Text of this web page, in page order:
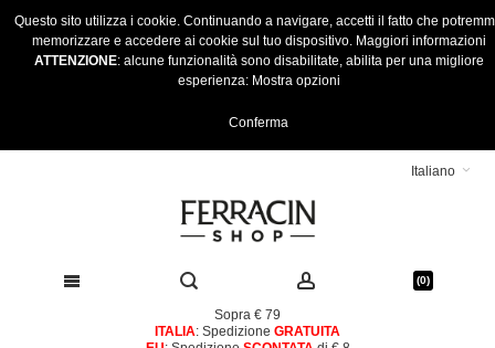
Questo sito utilizza i cookie. Continuando a navigare, accetti il fatto che
memorizzare e accedere ai cookie sul tuo dispositivo. Maggiori informazioni
ATTENZIONE: alcune funzionalità sono disabilitate, abilita per una migliore
esperienza: Mostra opzioni
Conferma
Italiano
(0)
Sopra € 79
ITALIA: Spedizione GRATUITA